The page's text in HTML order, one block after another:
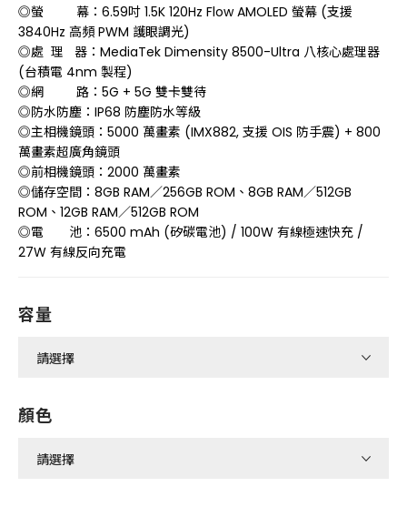
◎螢 幕：6.59吋 1.5K 120Hz Flow AMOLED 螢幕 (支援
3840Hz 高頻 PWM 護眼調光)
◎處 理 器：MediaTek Dimensity 8500-Ultra 八核心處理器
(台積電 4nm 製程)
◎網 路：5G + 5G 雙卡雙待
◎防水防塵：IP68 防塵防水等級
◎主相機鏡頭：5000 萬畫素 (IMX882, 支援 OIS 防手震) + 800
萬畫素超廣角鏡頭
◎前相機鏡頭：2000 萬畫素
◎儲存空間：8GB RAM／256GB ROM、8GB RAM／512GB
ROM、12GB RAM／512GB ROM
◎電 池：6500 mAh (矽碳電池) / 100W 有線極速快充 /
27W 有線反向充電
容量
顏色